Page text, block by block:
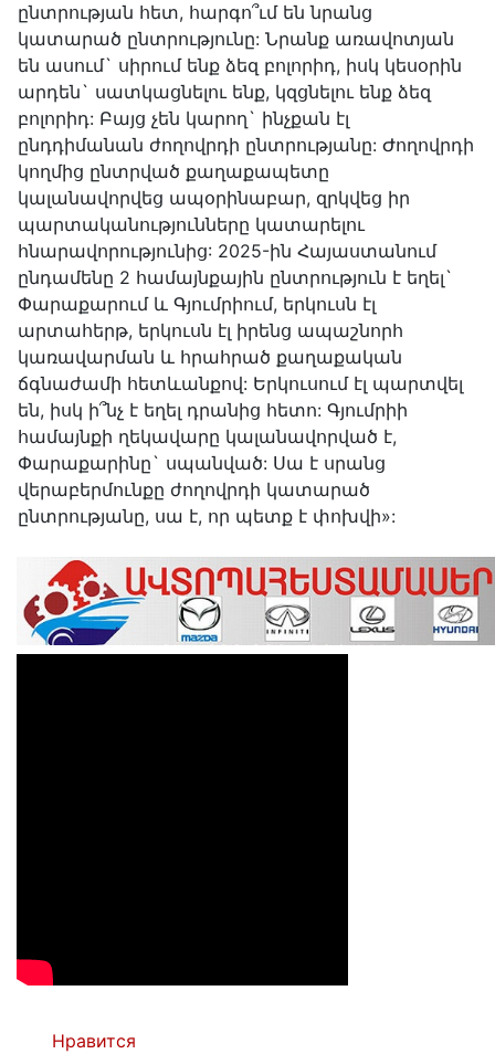
ընտրության հետ, հարգո՞ւմ են նրանց
կատարած ընտրությունը: Նրանք առավոտյան
են ասում` սիրում ենք ձեզ բոլորիդ, իսկ կեսօրին
արդեն` սատկացնելու ենք, կզցնելու ենք ձեզ
բոլորիդ: Բայց չեն կարող` ինչքան էլ
ընդդիմանան ժողովրդի ընտրությանը: Ժողովրդի
կողմից ընտրված քաղաքապետը
կալանավորվեց ապօրինաբար, զրկվեց իր
պարտականությունները կատարելու
հնարավորությունից: 2025-ին Հայաստանում
ընդամենը 2 համայնքային ընտրություն է եղել`
Փարաքարում և Գյումրիում, երկուսն էլ
արտահերթ, երկուսն էլ իրենց ապաշնորհ
կառավարման և հրահրած քաղաքական
ճգնաժամի հետևանքով: Երկուսում էլ պարտվել
են, իսկ ի՞նչ է եղել դրանից հետո: Գյումրիի
համայնքի ղեկավարը կալանավորված է,
Փարաքարինը` սպանված: Սա է սրանց
վերաբերմունքը ժողովրդի կատարած
ընտրությանը, սա է, որ պետք է փոխվի»:
Нравится